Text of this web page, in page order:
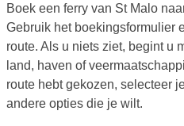
Boek een ferry van St Malo
Gebruik het boekingsformulier
route. Als u niets ziet, begint u
land, haven of
route hebt gekozen, selecteer
andere opties die je wilt.